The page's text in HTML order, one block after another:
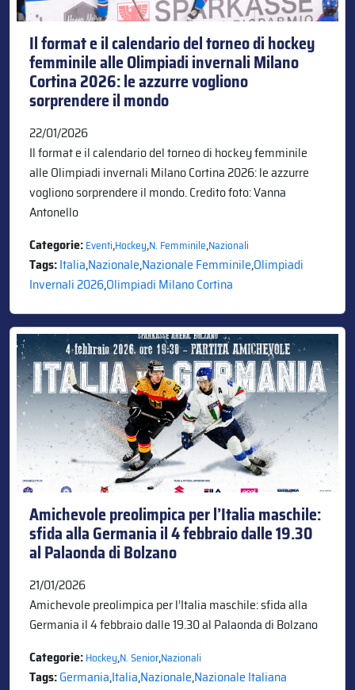
Il format e il calendario del torneo di hockey
femminile alle Olimpiadi invernali Milano
Cortina 2026: le azzurre vogliono
sorprendere il mondo
22/01/2026
Il format e il calendario del torneo di hockey femminile
alle Olimpiadi invernali Milano Cortina 2026: le azzurre
vogliono sorprendere il mondo. Credito foto: Vanna
Antonello
Categorie:Eventi,Hockey,N. Femminile,Nazionali
Tags:Italia,Nazionale,Nazionale Femminile,Olimpiadi
Invernali 2026,Olimpiadi Milano Cortina
Amichevole preolimpica per l’Italia maschile:
sfida alla Germania il 4 febbraio dalle 19.30
al Palaonda di Bolzano
21/01/2026
Amichevole preolimpica per l’Italia maschile: sfida alla
Germania il 4 febbraio dalle 19.30 al Palaonda di Bolzano
Categorie:Hockey,N. Senior,Nazionali
Tags:Germania,Italia,Nazionale,Nazionale Italiana